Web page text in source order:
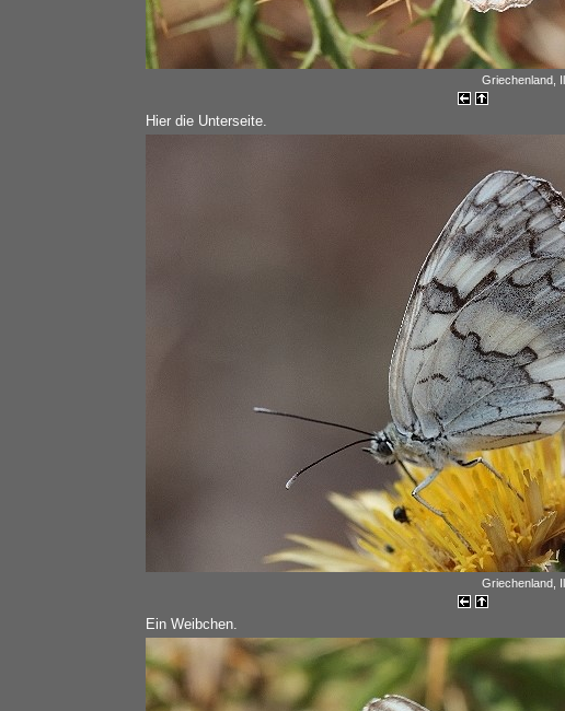
Griechenland,
Hier die Unterseite.
Griechenland,
Ein Weibchen.